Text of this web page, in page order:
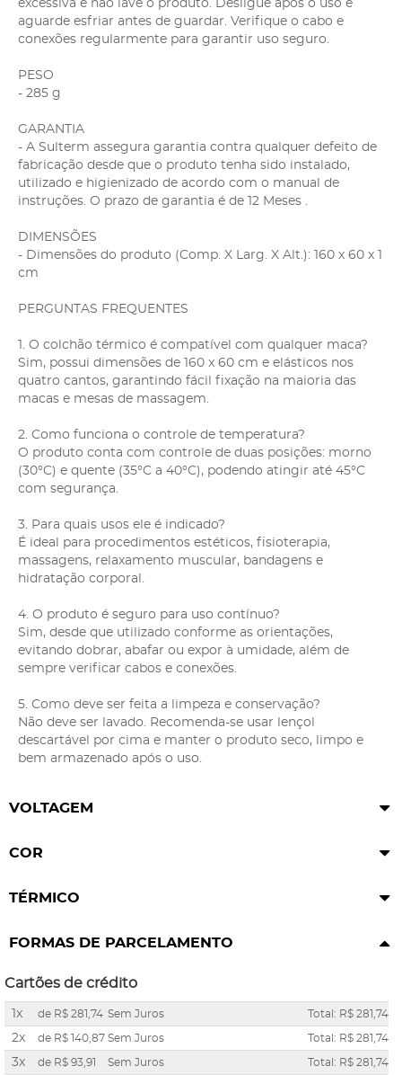
excessiva e não lave o produto. Desligue após o uso e
aguarde esfriar antes de guardar. Verifique o cabo e
conexões regularmente para garantir uso seguro.
PESO
- 285 g
GARANTIA
- A Sulterm assegura garantia contra qualquer defeito de
fabricação desde que o produto tenha sido instalado,
utilizado e higienizado de acordo com o manual de
instruções. O prazo de garantia é de 12 Meses .
DIMENSÕES
- Dimensões do produto (Comp. X Larg. X Alt.): 160 x 60 x 1
cm
PERGUNTAS FREQUENTES
1. O colchão térmico é compatível com qualquer maca?
Sim, possui dimensões de 160 x 60 cm e elásticos nos
quatro cantos, garantindo fácil fixação na maioria das
macas e mesas de massagem.
2. Como funciona o controle de temperatura?
O produto conta com controle de duas posições: morno
(30°C) e quente (35°C a 40°C), podendo atingir até 45°C
com segurança.
3. Para quais usos ele é indicado?
É ideal para procedimentos estéticos, fisioterapia,
massagens, relaxamento muscular, bandagens e
hidratação corporal.
4. O produto é seguro para uso contínuo?
Sim, desde que utilizado conforme as orientações,
evitando dobrar, abafar ou expor à umidade, além de
sempre verificar cabos e conexões.
5. Como deve ser feita a limpeza e conservação?
Não deve ser lavado. Recomenda-se usar lençol
descartável por cima e manter o produto seco, limpo e
bem armazenado após o uso.
VOLTAGEM
COR
TÉRMICO
FORMAS DE PARCELAMENTO
Cartões de crédito
1x de R$ 281,74 Sem Juros Total: R$ 281,74
2x de R$ 140,87 Sem Juros Total: R$ 281,74
3x de R$ 93,91 Sem Juros Total: R$ 281,74